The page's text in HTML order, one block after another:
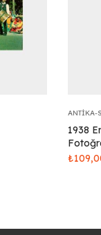
ANTIKA-
1938
₺